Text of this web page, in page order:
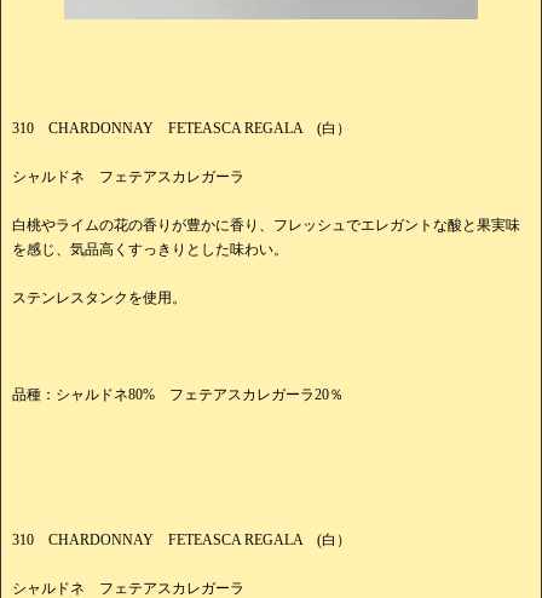
310 CHARDONNAY FETEASCA REGALA (白）
シャルドネ フェテアスカレガーラ
白桃やライムの花の香りが豊かに香り、フレッシュでエレガントな酸と果実味
を感じ、気品高くすっきりとした味わい。
ステンレスタンクを使用。
品種：シャルドネ80% フェテアスカレガーラ20％
310 CHARDONNAY FETEASCA REGALA (白）
シャルドネ フェテアスカレガーラ